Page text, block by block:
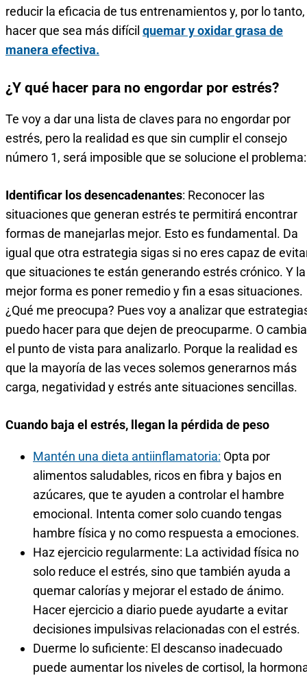
reducir la eficacia de tus entrenamientos y, por lo tanto,
hacer que sea más difícil quemar y oxidar grasa de
manera efectiva.
¿Y qué hacer para no engordar por estrés?
Te voy a dar una lista de claves para no engordar por
estrés, pero la realidad es que sin cumplir el consejo
número 1, será imposible que se solucione el problema:
Identificar los desencadenantes: Reconocer las
situaciones que generan estrés te permitirá encontrar
formas de manejarlas mejor. Esto es fundamental. Da
igual que otra estrategia sigas si no eres capaz de
que situaciones te están generando estrés crónico. Y la
mejor forma es poner remedio y fin a esas situaciones.
¿Qué me preocupa? Pues voy a analizar que
puedo hacer para que dejen de preocuparme. O
el punto de vista para analizarlo. Porque la realidad es
que la mayoría de las veces solemos generarnos más
carga, negatividad y estrés ante situaciones sencillas.
Cuando baja el estrés, llegan la pérdida de peso
Mantén una dieta antiinflamatoria: Opta por
alimentos saludables, ricos en fibra y bajos en
azúcares, que te ayuden a controlar el hambre
emocional. Intenta comer solo cuando tengas
hambre física y no como respuesta a emociones.
Haz ejercicio regularmente: La actividad física no
solo reduce el estrés, sino que también ayuda a
quemar calorías y mejorar el estado de ánimo.
Hacer ejercicio a diario puede ayudarte a evitar
decisiones impulsivas relacionadas con el estrés.
Duerme lo suficiente: El descanso inadecuado
puede aumentar los niveles de cortisol, la